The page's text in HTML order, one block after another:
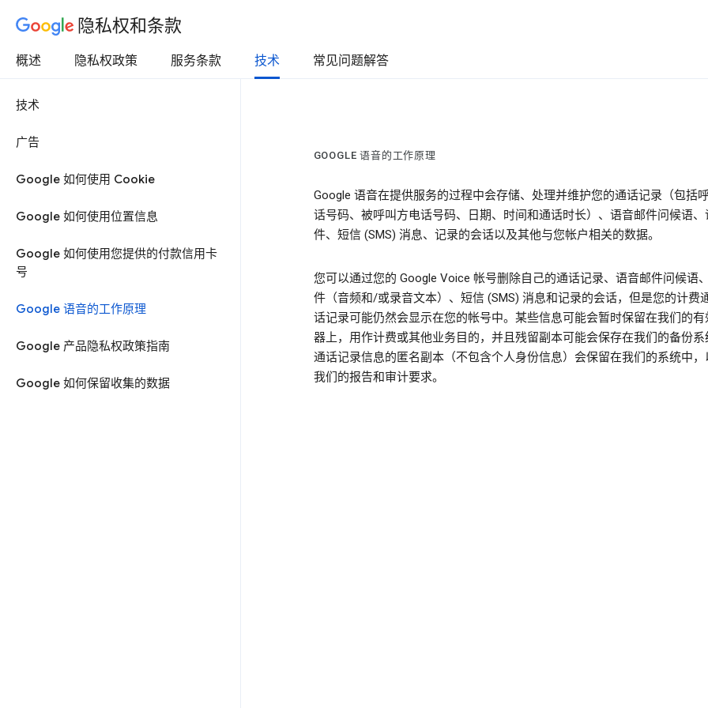
隐私权和条款
概述 隐私权政策 服务条款 技术 常见问题解答
技术
广告
Google 如何使用 Cookie
Google 如何使用位置信息
Google 如何使用您提供的付款信用卡
号
Google 语音的工作原理
Google 产品隐私权政策指南
Google 如何保留收集的数据
GOOGLE 语音的工作原理
Google 语音在提供服务的过程中会存储、处理并维护您的通话记录（包括
话号码、被呼叫方电话号码、日期、时间和通话时长）、语音邮件问候语、
件、短信 (SMS) 消息、记录的会话以及其他与您帐户相关的数据。
您可以通过您的 Google Voice 帐号删除自己的通话记录、语音邮件问候语
件（音频和/或录音文本）、短信 (SMS) 消息和记录的会话，但是您的计费
话记录可能仍然会显示在您的帐号中。某些信息可能会暂时保留在我们的有
器上，用作计费或其他业务目的，并且残留副本可能会保存在我们的备份系
通话记录信息的匿名副本（不包含个人身份信息）会保留在我们的系统中，
我们的报告和审计要求。